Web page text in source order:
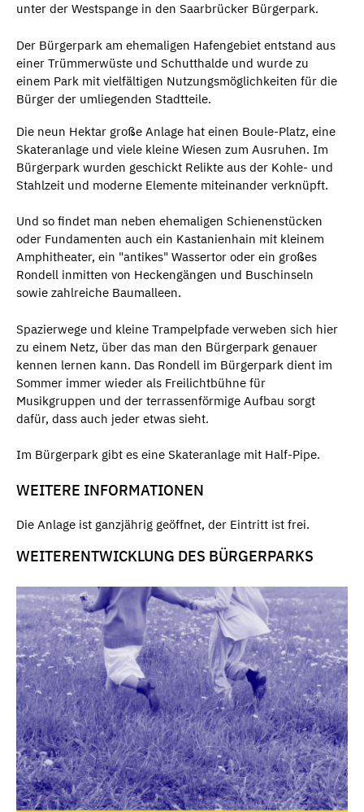
unter der Westspange in den Saarbrücker Bürgerpark.
Der Bürgerpark am ehemaligen Hafengebiet entstand aus
einer Trümmerwüste und Schutthalde und wurde zu
einem Park mit vielfältigen Nutzungsmöglichkeiten für die
Bürger der umliegenden Stadtteile.
Die neun Hektar große Anlage hat einen Boule-Platz, eine
Skateranlage und viele kleine Wiesen zum Ausruhen. Im
Bürgerpark wurden geschickt Relikte aus der Kohle- und
Stahlzeit und moderne Elemente miteinander verknüpft.
Und so findet man neben ehemaligen Schienenstücken
oder Fundamenten auch ein Kastanienhain mit kleinem
Amphitheater, ein "antikes" Wassertor oder ein großes
Rondell inmitten von Heckengängen und Buschinseln
sowie zahlreiche Baumalleen.
Spazierwege und kleine Trampelpfade verweben sich hier
zu einem Netz, über das man den Bürgerpark genauer
kennen lernen kann. Das Rondell im Bürgerpark dient im
Sommer immer wieder als Freilichtbühne für
Musikgruppen und der terrassenförmige Aufbau sorgt
dafür, dass auch jeder etwas sieht.
Im Bürgerpark gibt es eine Skateranlage mit Half-Pipe.
WEITERE INFORMATIONEN
Die Anlage ist ganzjährig geöffnet, der Eintritt ist frei.
WEITERENTWICKLUNG DES BÜRGERPARKS